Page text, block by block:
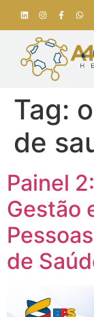
Tag:
de
Painel
Gestão
de